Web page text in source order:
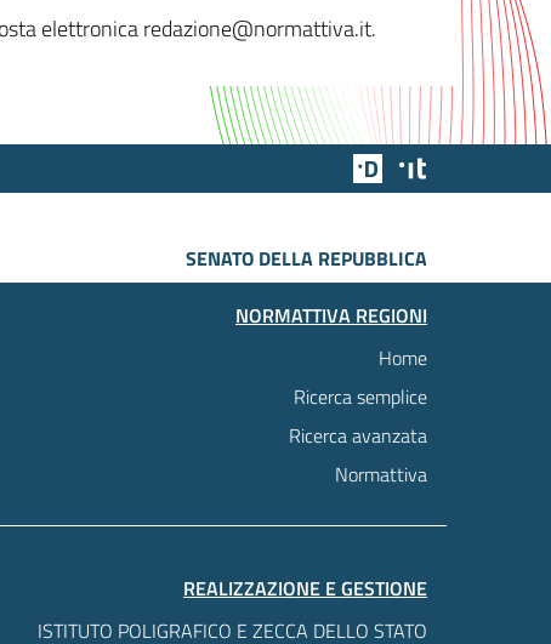
elettronica redazione@normattiva.it.
Team Digitale
SENATO DELLA REPUBBLICA
NORMATTIVA REGIONI
Home
Ricerca semplice
Ricerca avanzata
Normattiva
REALIZZAZIONE E GESTIONE
ISTITUTO POLIGRAFICO E ZECCA DELLO STATO